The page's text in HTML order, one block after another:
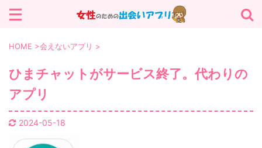
サイト内を検索する
カテゴリー
マッチングアプリ (13)
出会いアプリ (19)
HOME >会えないアプリ >
ひまチャットがサービス終了。代わりの
アプリ
2024-05-18